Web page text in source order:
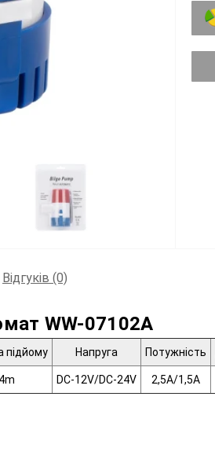
Відгуків (0)
WW-07102A
підйому Напруга Потужність
DC-12V/DC-24V 2,5A/1,5A